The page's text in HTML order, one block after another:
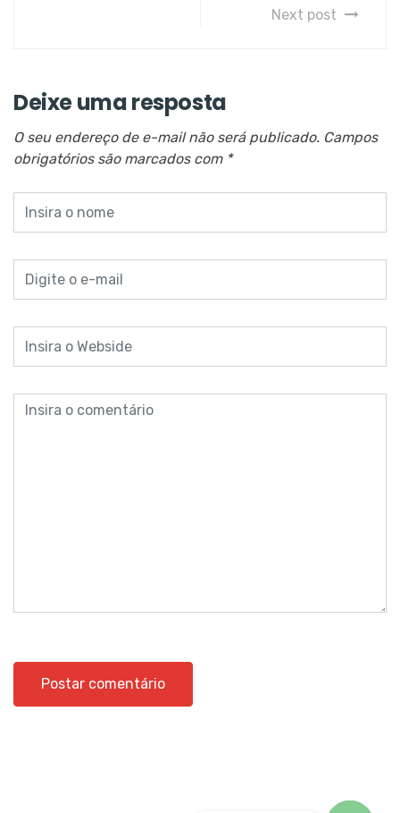
Next post
Deixe uma resposta
O seu endereço de e-mail não será publicado. Campos
obrigatórios são marcados com *